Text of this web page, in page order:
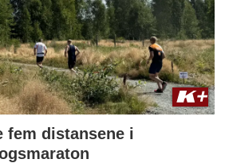
fem distansene i